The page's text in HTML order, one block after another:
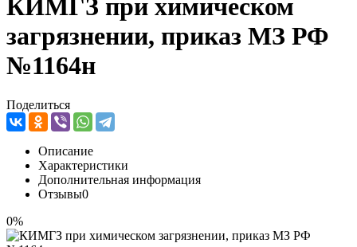
КИМГЗ при химическом
загрязнении, приказ МЗ РФ
№1164н
Поделиться
Описание
Характеристики
Дополнительная информация
Отзывы0
0%